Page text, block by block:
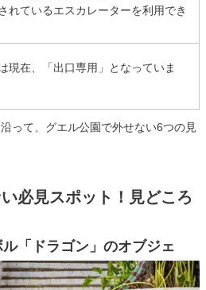
れているエスカレーターを利用でき
現在、「出口専用」となっていま
って、グエル公園で外せない6つの見
必見スポット！見どころ
「ドラゴン」のオブジェ